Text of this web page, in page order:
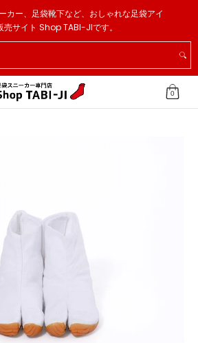
プ
足袋ソックス 足袋スリッパ その他
カー、足袋靴下など、おしゃれな足袋アイ
売サイト Shop TABI-JIです。
0